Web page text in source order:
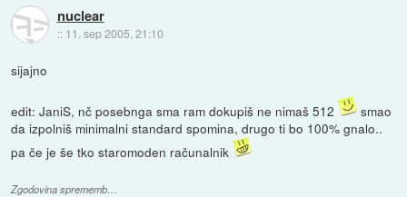
nuclear
:: 11. sep 2005, 21:10
sijajno
edit: JaniS, nč posebnga sma ram dokupiš ne nimaš 512
smao
da izpolniš minimalni standard spomina, drugo ti bo 100% gnalo..
pa če je še tko staromoden računalnik
Zgodovina sprememb…